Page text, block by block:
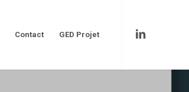
Contact GED Projet